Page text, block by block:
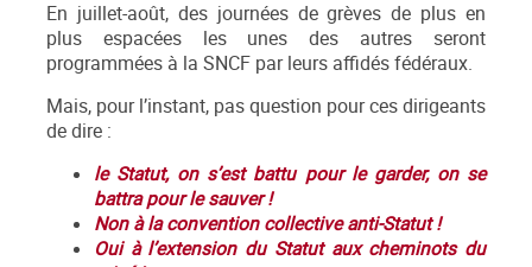
En juillet-août, des journées de grèves de plus en
plus espacées les unes des autres seront
programmées à la SNCF par leurs affidés fédéraux.
Mais, pour l’instant, pas question pour ces dirigeants
de dire :
le Statut, on s’est battu pour le garder, on se
battra pour le sauver !
Non à la convention collective anti-Statut !
Oui à l’extension du Statut aux cheminots du